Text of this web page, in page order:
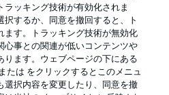
優先設定を管理する
放送局
ッキング技術が有効化されま
択するか、同意を撤回すると、ト
ます。トラッキング技術が無効化
心事との関連が低いコンテンツや
ります。ウェブページの下にある
たは をクリックするとこのメニュ
選択内容を変更したり、同意を撤